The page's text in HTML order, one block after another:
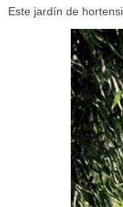
Este jardín de